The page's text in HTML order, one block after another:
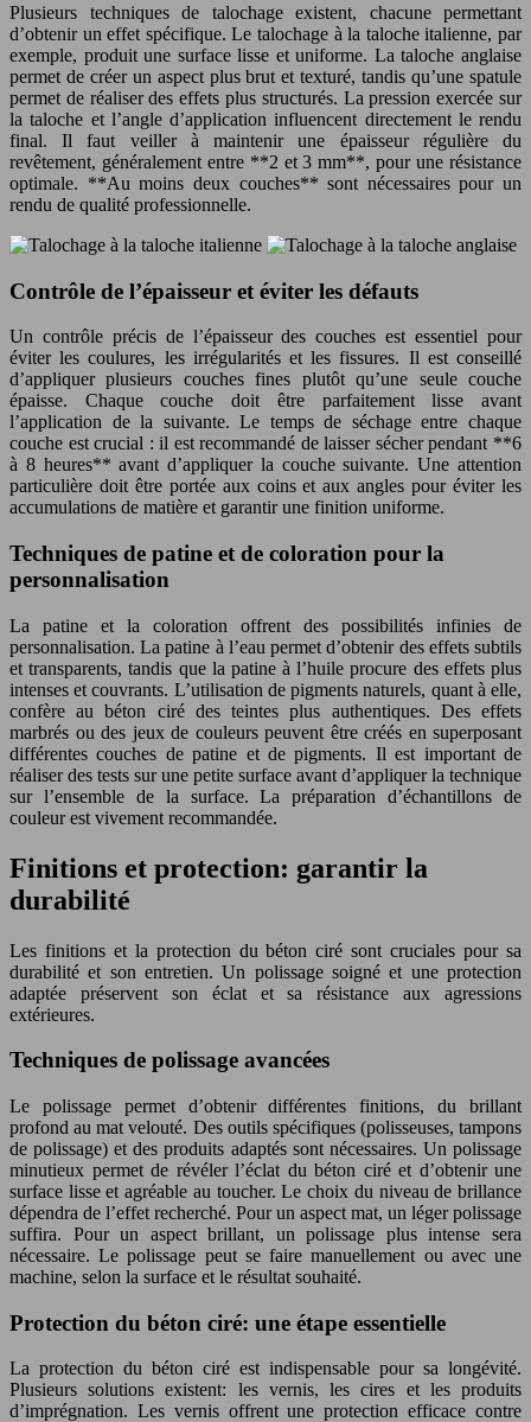
Plusieurs techniques de talochage existent, chacune permettant
d’obtenir un effet spécifique. Le talochage à la taloche italienne, par
exemple, produit une surface lisse et uniforme. La taloche anglaise
permet de créer un aspect plus brut et texturé, tandis qu’une spatule
permet de réaliser des effets plus structurés. La pression exercée sur
la taloche et l’angle d’application influencent directement le rendu
final. Il faut veiller à maintenir une épaisseur régulière du
revêtement, généralement entre **2 et 3 mm**, pour une résistance
optimale. **Au moins deux couches** sont nécessaires pour un
rendu de qualité professionnelle.
Contrôle de l’épaisseur et éviter les défauts
Un contrôle précis de l’épaisseur des couches est essentiel pour
éviter les coulures, les irrégularités et les fissures. Il est conseillé
d’appliquer plusieurs couches fines plutôt qu’une seule couche
épaisse. Chaque couche doit être parfaitement lisse avant
l’application de la suivante. Le temps de séchage entre chaque
couche est crucial : il est recommandé de laisser sécher pendant **6
à 8 heures** avant d’appliquer la couche suivante. Une attention
particulière doit être portée aux coins et aux angles pour éviter les
accumulations de matière et garantir une finition uniforme.
Techniques de patine et de coloration pour la
personnalisation
La patine et la coloration offrent des possibilités infinies de
personnalisation. La patine à l’eau permet d’obtenir des effets subtils
et transparents, tandis que la patine à l’huile procure des effets plus
intenses et couvrants. L’utilisation de pigments naturels, quant à elle,
confère au béton ciré des teintes plus authentiques. Des effets
marbrés ou des jeux de couleurs peuvent être créés en superposant
différentes couches de patine et de pigments. Il est important de
réaliser des tests sur une petite surface avant d’appliquer la technique
sur l’ensemble de la surface. La préparation d’échantillons de
couleur est vivement recommandée.
Finitions et protection: garantir la
durabilité
Les finitions et la protection du béton ciré sont cruciales pour sa
durabilité et son entretien. Un polissage soigné et une protection
adaptée préservent son éclat et sa résistance aux agressions
extérieures.
Techniques de polissage avancées
Le polissage permet d’obtenir différentes finitions, du brillant
profond au mat velouté. Des outils spécifiques (polisseuses, tampons
de polissage) et des produits adaptés sont nécessaires. Un polissage
minutieux permet de révéler l’éclat du béton ciré et d’obtenir une
surface lisse et agréable au toucher. Le choix du niveau de brillance
dépendra de l’effet recherché. Pour un aspect mat, un léger polissage
suffira. Pour un aspect brillant, un polissage plus intense sera
nécessaire. Le polissage peut se faire manuellement ou avec une
machine, selon la surface et le résultat souhaité.
Protection du béton ciré: une étape essentielle
La protection du béton ciré est indispensable pour sa longévité.
Plusieurs solutions existent: les vernis, les cires et les produits
d’imprégnation. Les vernis offrent une protection efficace contre